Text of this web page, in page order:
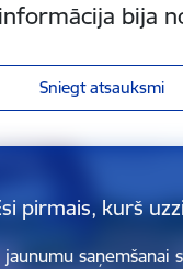
bija
Sniegt atsauksmi
pirmais, kurš
jaunumu saņemšanai